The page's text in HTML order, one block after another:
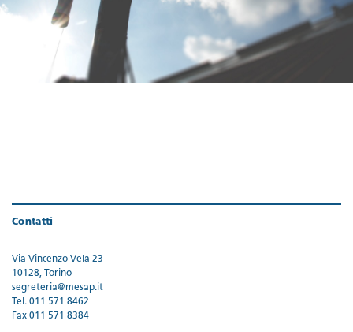
Contatti
Via Vincenzo Vela 23
10128, Torino
segreteria@mesap.it
Tel. 011 571 8462
Fax 011 571 8384